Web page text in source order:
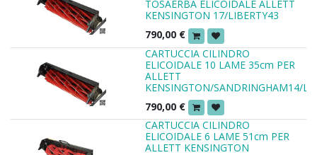
TOSAERBA ELICOIDALE ALLETT
KENSINGTON 17/LIBERTY43
790,00 €
CARTUCCIA CILINDRO
ELICOIDALE 10 LAME 35cm PER
ALLETT
KENSINGTON/SANDRINGHAM14/
790,00 €
CARTUCCIA CILINDRO
ELICOIDALE 6 LAME 51cm PER
ALLETT KENSINGTON